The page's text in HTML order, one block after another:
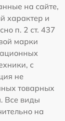
на сайте,
характер и
п. 2 ст. 437
марки
с
не
товарных
Все виды
на